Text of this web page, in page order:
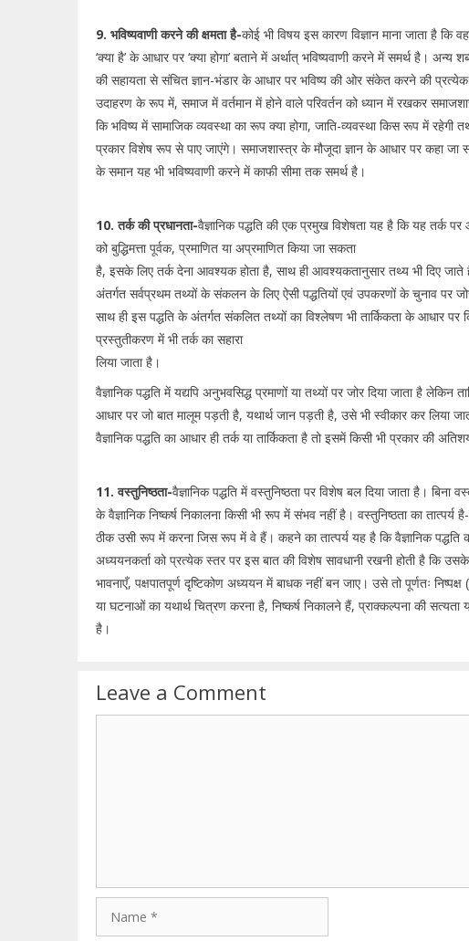
9. भविष्यवाणी करने की क्षमता है-कोई भी विषय इस कारण विज्ञान माना जाता है कि वह
‘क्या है’ के आधार पर ‘क्या होगा’ बताने में अर्थात् भविष्यवाणी करने में समर्थ है। अन्य
की सहायता से संचित ज्ञान-भंडार के आधार पर भविष्य की ओर संकेत करने की प्रत्येक
उदाहरण के रूप में, समाज में वर्तमान में होने वाले परिवर्तन को ध्यान में रखकर
कि भविष्य में सामाजिक व्यवस्था का रूप क्या होगा, जाति-व्यवस्था किस रूप में रहेगी
प्रकार विशेष रूप से पाए जाएंगे। समाजशास्त्र के मौजूदा ज्ञान के आधार पर कहा जा
के समान यह भी भविष्यवाणी करने में काफी सीमा तक समर्थ है।
10. तर्क की प्रधानता-वैज्ञानिक पद्धति की एक प्रमुख विशेषता यह है कि यह तर्क
को बुद्धिमत्ता पूर्वक, प्रमाणित या अप्रमाणित किया जा सकता
है, इसके लिए तर्क देना आवश्यक होता है, साथ ही आवश्यकतानुसार तथ्य भी दिए जाते
अंतर्गत सर्वप्रथम तथ्यों के संकलन के लिए ऐसी पद्धतियों एवं उपकरणों के चुनाव पर
साथ ही इस पद्धति के अंतर्गत संकलित तथ्यों का विश्लेषण भी तार्किकता के आधार पर
प्रस्तुतीकरण में भी तर्क का सहारा
लिया जाता है।
वैज्ञानिक पद्धति में यद्यपि अनुभवसिद्ध प्रमाणों या तथ्यों पर जोर दिया जाता है लेकिन
आधार पर जो बात मालूम पड़ती है, यथार्थ जान पड़ती है, उसे भी स्वीकार कर लिया
वैज्ञानिक पद्धति का आधार ही तर्क या तार्किकता है तो इसमें किसी भी प्रकार की
11. वस्तुनिष्ठता-वैज्ञानिक पद्धति में वस्तुनिष्ठता पर विशेष बल दिया जाता है। बिना
के वैज्ञानिक निष्कर्ष निकालना किसी भी रूप में संभव नहीं है। वस्तुनिष्ठता का
ठीक उसी रूप में करना जिस रूप में वे हैं। कहने का तात्पर्य यह है कि वैज्ञानिक पद्धति
अध्ययनकर्ता को प्रत्येक स्तर पर इस बात की विशेष सावधानी रखनी होती है कि उसके
भावनाएँ, पक्षपातपूर्ण दृष्टिकोण अध्ययन में बाधक नहीं बन जाए। उसे तो पूर्णतः निष्पक्ष
या घटनाओं का यथार्थ चित्रण करना है, निष्कर्ष निकालने हैं, प्राक्कल्पना की सत्यता
है।
Leave a Comment